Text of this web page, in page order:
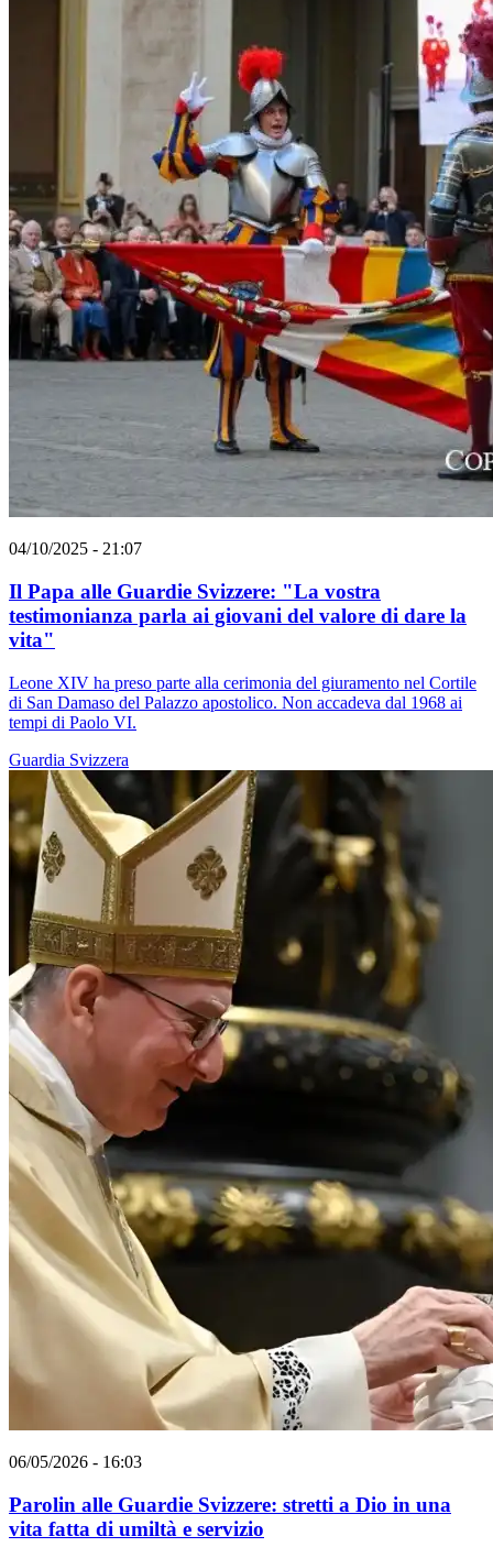
04/10/2025 - 21:07
Il Papa alle Guardie Svizzere: "La vostra
testimonianza parla ai giovani del valore di dare la
vita"
Leone XIV ha preso parte alla cerimonia del giuramento nel Cortile
di San Damaso del Palazzo apostolico. Non accadeva dal 1968 ai
tempi di Paolo VI.
Guardia Svizzera
06/05/2026 - 16:03
Parolin alle Guardie Svizzere: stretti a Dio in una
vita fatta di umiltà e servizio